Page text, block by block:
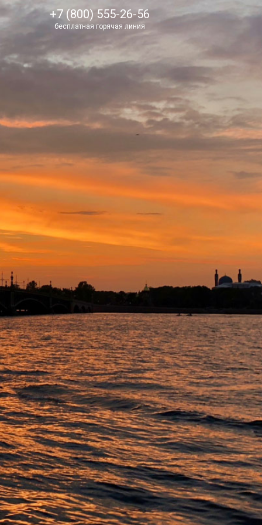
+7 (800) 555-26-56
бесплатная горячая линия